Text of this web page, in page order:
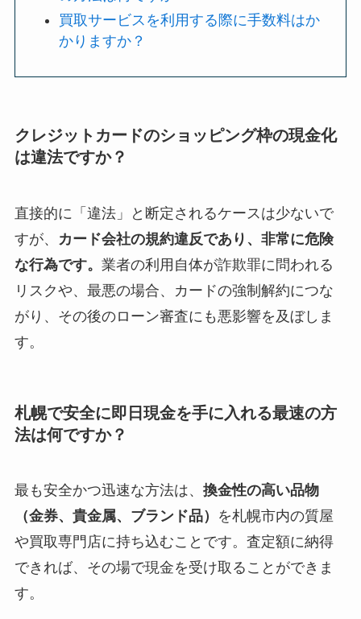
買取サービスを利用する際に手数料はか
かりますか？
クレジットカードのショッピング枠の現金化
は違法ですか？
直接的に「違法」と断定されるケースは少ないで
すが、
カード会社の規約違反であり、非常に危険
な行為です。 業者の利用自体が詐欺罪に問われる
リスクや、最悪の場合、カードの強制解約につな
がり、その後のローン審査にも悪影響を及ぼしま
す。
札幌で安全に即日現金を手に入れる最速の方
法は何ですか？
最も安全かつ迅速な方法は、 換金性の高い品物
（金券、貴金属、ブランド品）
を札幌市内の質屋
や買取専門店に持ち込むことです。査定額に納得
できれば、その場で現金を受け取ることができま
す。